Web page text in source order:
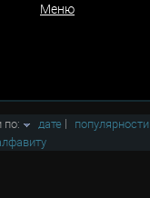
Меню
по: дате | популярности